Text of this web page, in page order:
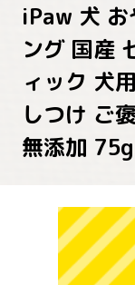
iPaw 犬 お
ング 国産
ィック 犬
しつけ ご
無添加